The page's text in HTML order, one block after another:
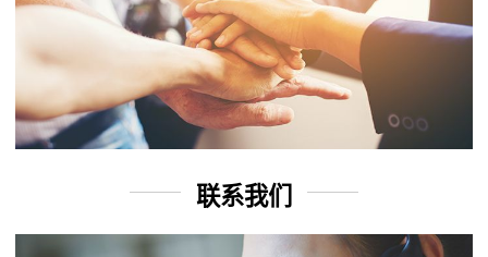
联系我们